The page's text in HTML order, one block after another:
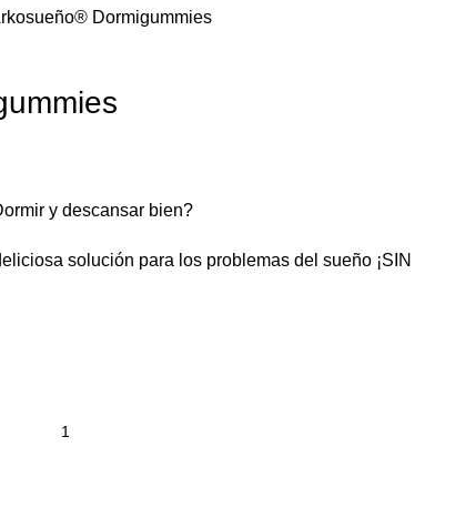
Dormigummies
y descansar bien?
solución para los problemas del sueño ¡SIN